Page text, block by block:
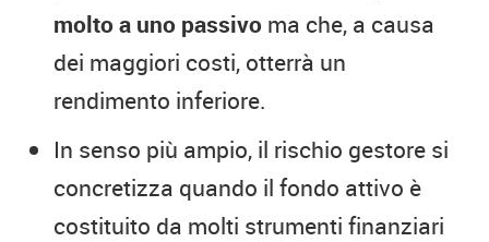
molto a uno passivo ma che, a causa
dei maggiori costi, otterrà un
rendimento inferiore.
In senso più ampio, il rischio gestore si
concretizza quando il fondo attivo è
costituito da molti strumenti finanziari